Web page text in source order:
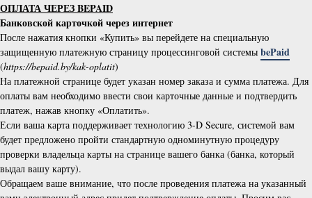
ОПЛАТА ЧЕРЕЗ BEPAID
Банковской карточкой через интернет
После нажатия кнопки «Купить» вы перейдете на специальную
защищенную платежную страницу процессинговой системы bePaid
(https://bepaid.by/kak-oplatit)
На платежной странице будет указан номер заказа и сумма платежа. Для
оплаты вам необходимо ввести свои карточные данные и подтвердить
платеж, нажав кнопку «Оплатить».
Если ваша карта поддерживает технологию 3-D Secure, системой вам
будет предложено пройти стандартную одноминутную процедуру
проверки владельца карты на странице вашего банка (банка, который
выдал вашу карту).
Обращаем ваше внимание, что после проведения платежа на указанный